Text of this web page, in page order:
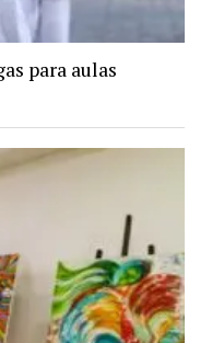
para aulas